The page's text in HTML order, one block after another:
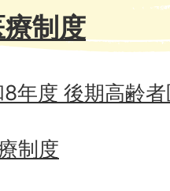
制度
年度 後期高齢
制度